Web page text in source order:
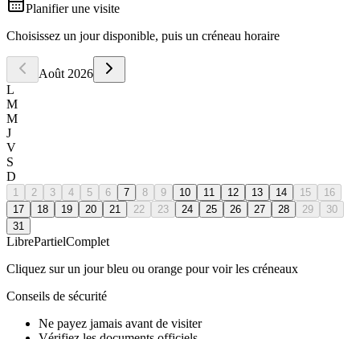
Planifier une visite
Choisissez un jour disponible, puis un créneau horaire
Août 2026
L
M
M
J
V
S
D
1 2 3 4 5 6 7 8 9 10 11 12 13 14 15
16
17
18 19 20 21 22 23 24 25 26 27 28 29
30
31
LibrePartielComplet
Cliquez sur un jour bleu ou orange pour voir les créneaux
Conseils de sécurité
Ne payez jamais avant de visiter